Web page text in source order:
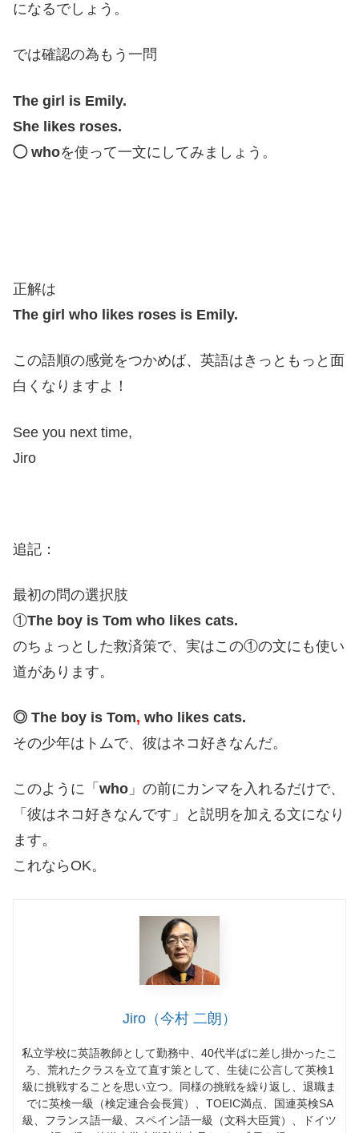
になるでしょう。
では確認の為もう一問
The girl is Emily.
She likes roses.
◯ whoを使って一文にしてみましょう。
正解は
The girl who likes roses is Emily.
この語順の感覚をつかめば、英語はきっともっと面
白くなりますよ！
See you next time,
Jiro
追記：
最初の問の選択肢
①The boy is Tom who likes cats.
のちょっとした救済策で、実はこの①の文にも使い
道があります。
◎ The boy is Tom, who likes cats.
その少年はトムで、彼はネコ好きなんだ。
このように「 who 」の前にカンマを入れるだけで、
「彼はネコ好きなんです」と説明を加える文になり
ます。
これならOK。
Jiro（今村 二朗）
私立学校に英語教師として勤務中、 40代半ばに差し掛かったこ
ろ、荒れたクラスを立て直す策として、生徒に公言して英検1
級に挑戦することを思い立つ。同様の挑戦を繰り返し、退職ま
でに英検一級（検定連合会長賞）、 TOEIC満点、国連英検SA
級、フランス語一級、スペイン語一級（文科大臣賞）、ドイツ